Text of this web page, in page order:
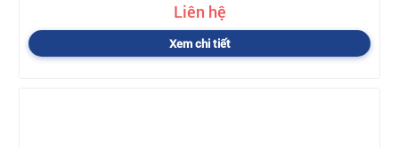
Liên hệ
Xem chi tiết